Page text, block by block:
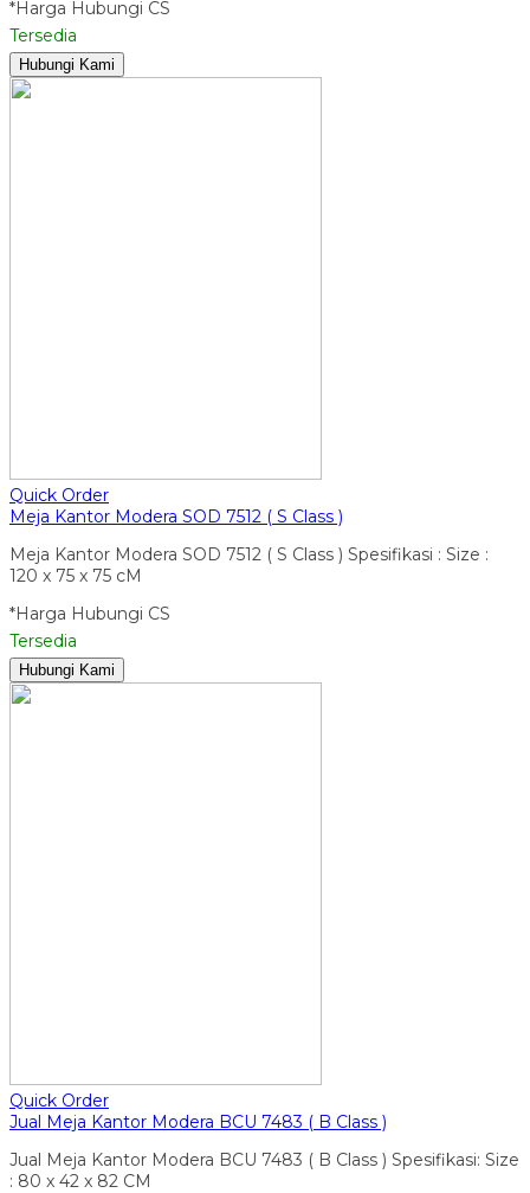
*Harga Hubungi CS
Tersedia
Hubungi Kami
Quick Order
Meja Kantor Modera SOD 7512 ( S Class )
Meja Kantor Modera SOD 7512 ( S Class ) Spesifikasi : Size :
120 x 75 x 75 cM
*Harga Hubungi CS
Tersedia
Hubungi Kami
Quick Order
Jual Meja Kantor Modera BCU 7483 ( B Class )
Jual Meja Kantor Modera BCU 7483 ( B Class ) Spesifikasi: Size
: 80 x 42 x 82 CM